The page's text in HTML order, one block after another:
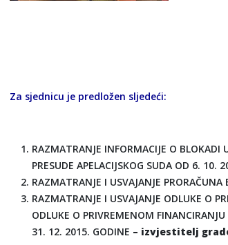
Za sjednicu je predložen sljedeći:
RAZMATRANJE INFORMACIJE O
PRESUDE APELACIJSKOG SUDA OD 6. 10.
RAZMATRANJE I USVAJANJE
RAZMATRANJE I USVAJANJE ODLUKE O
ODLUKE O PRIVREMENOM
31. 12. 2015. GODINE – izvjestitelj